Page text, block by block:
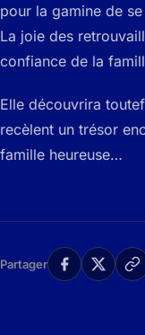
pour la gamine de
La joie des
confiance de la
Elle découvrira
recèlent un trésor
famille heureuse…
Partager